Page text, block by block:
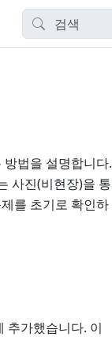
법을 설명합니다.
사진(비현장)을 통
를 초기로 확인하
추가했습니다. 이